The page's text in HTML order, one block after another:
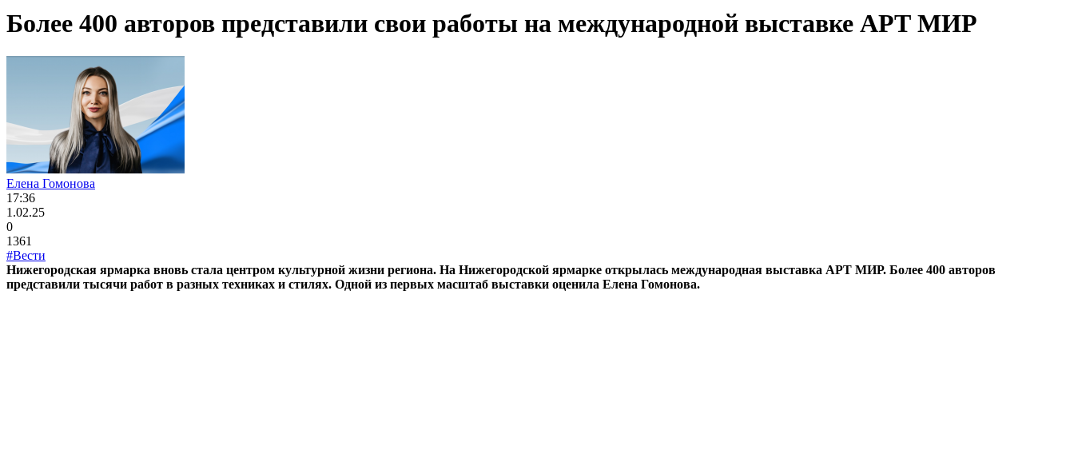
Более 400 авторов представили свои работы на международной выставке АРТ МИР
Елена Гомонова
17:36
1.02.25
0
1361
#Вести
Нижегородская ярмарка вновь стала центром культурной жизни региона. На Нижегородской ярмарке открылась международная выставка АРТ МИР. Более 400 авторов
представили тысячи работ в разных техниках и стилях. Одной из первых масштаб выставки оценила Елена Гомонова.